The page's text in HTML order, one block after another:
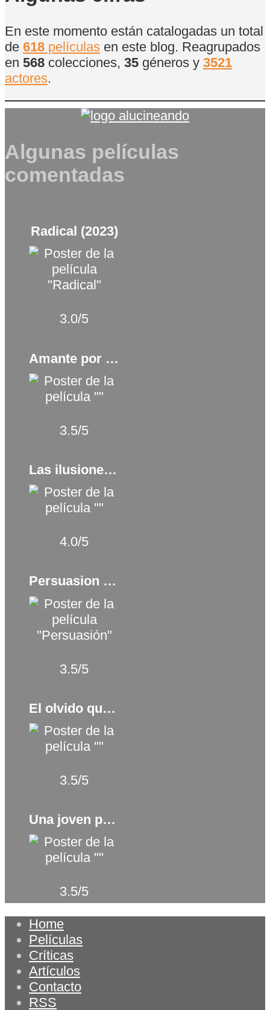
En este momento están catalogadas un total
de 618 películas en este blog. Reagrupados
en 568 colecciones, 35 géneros y 3521
actores.
Algunas películas
comentadas
Radical (2023)
3.0/5
Amante por un día (2017)
3.5/5
Las ilusiones perdidas (2021)
4.0/5
Persuasion (2022)
3.5/5
El olvido que seremos (2020)
3.5/5
Una joven prometedora (2020)
3.5/5
Home
Películas
Críticas
Artículos
Contacto
RSS